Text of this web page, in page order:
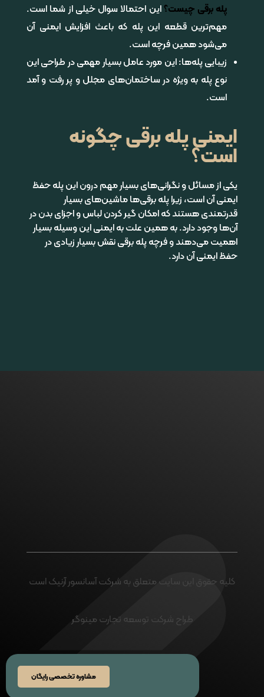
پله برقی چیست؟این احتمالا سوال خیلی از شما است.
مهم‌ترین قطعه این پله که باعث افزایش ایمنی آن
می‌شود همین فرچه است.
زیبایی پله‌ها: این مورد عامل بسیار مهمی در طراحی این
نوع پله به ویژه در ساختمان‌های مجلل و پر رفت و آمد
است.
ایمنی پله برقی چگونه
است؟
یکی از مسائل و نگرانیهای بسیار مهم درون این پله حفظ
ایمنی آن است، زیرا پله برقیها ماشینهای بسیار
قدرتمندی هستند که امکان گیر کردن لباس و اجزای بدن در
آنها وجود دارد. به همین علت به ایمنی این وسیله بسیار
اهمیت میدهند و فرچه پله برقی نقش بسیار زیادی در
حفظ ایمنی آن دارد.
کلیه حقوق این سایت متعلق به شرکت آسانسور آرنیک است
طراح شرکت توسعه تجارت مینوگر
مشاوره تخصصی رایگان